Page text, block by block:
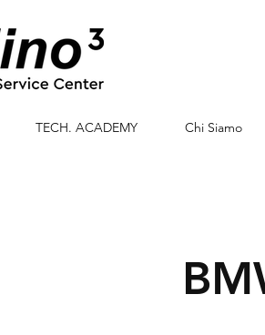
TECH. ACADEMY Chi Siamo